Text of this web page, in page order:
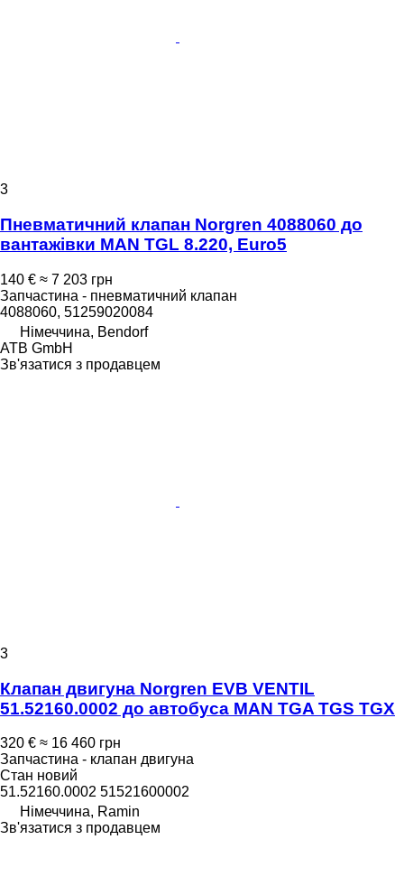
3
Пневматичний клапан Norgren 4088060 до
вантажівки MAN TGL 8.220, Euro5
140 € ≈ 7 203 грн
Запчастина - пневматичний клапан
4088060, 51259020084
Німеччина, Bendorf
ATB GmbH
Зв'язатися з продавцем
3
Клапан двигуна Norgren EVB VENTIL
51.52160.0002 до автобуса MAN TGA TGS TGX
320 € ≈ 16 460 грн
Запчастина - клапан двигуна
Стан новий
51.52160.0002 51521600002
Німеччина, Ramin
Зв'язатися з продавцем